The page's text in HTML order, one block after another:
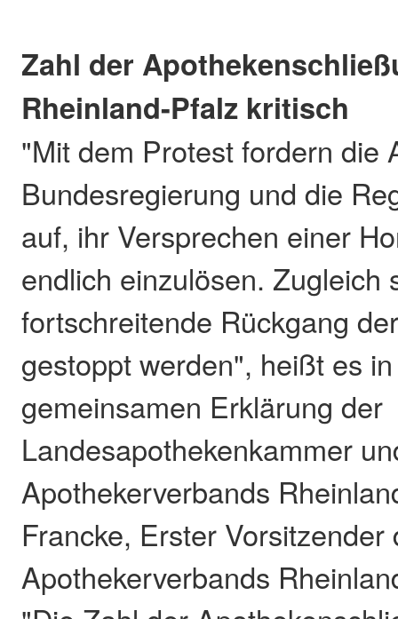
Zahl der
Rheinland-Pfalz kritisch
"Mit dem Protest fordern die
Bundesregierung und die
auf, ihr Versprechen einer
endlich einzulösen. Zugleich
fortschreitende Rückgang
gestoppt werden", heißt es
gemeinsamen Erklärung der
Landesapothekenkammer
Apothekerverbands
Francke, Erster Vorsitzender
Apothekerverbands